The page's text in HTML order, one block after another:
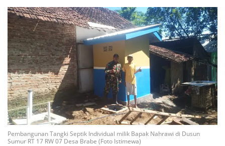
Pembangunan Tangki Septik Individual milik Bapak Nahrawi di Dusun
Sumur RT 17 RW 07 Desa Brabe (Foto Istimewa)